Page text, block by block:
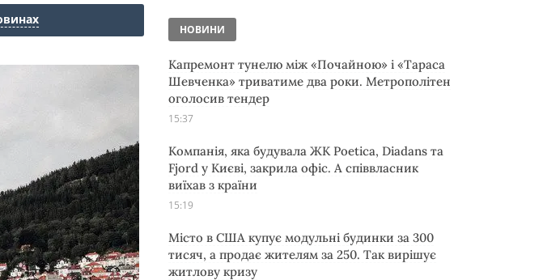
НОВИНИ
Капремонт тунелю між «Почайною» і «Тараса
Шевченка» триватиме два роки. Метрополітен
оголосив тендер
15:37
Компанія, яка будувала ЖК Poetica, Diadans та
Fjord у Києві, закрила офіс. А співвласник
виїхав з країни
15:19
Місто в США купує модульні будинки за 300
тисяч, а продає жителям за 250. Так вирішує
житлову кризу